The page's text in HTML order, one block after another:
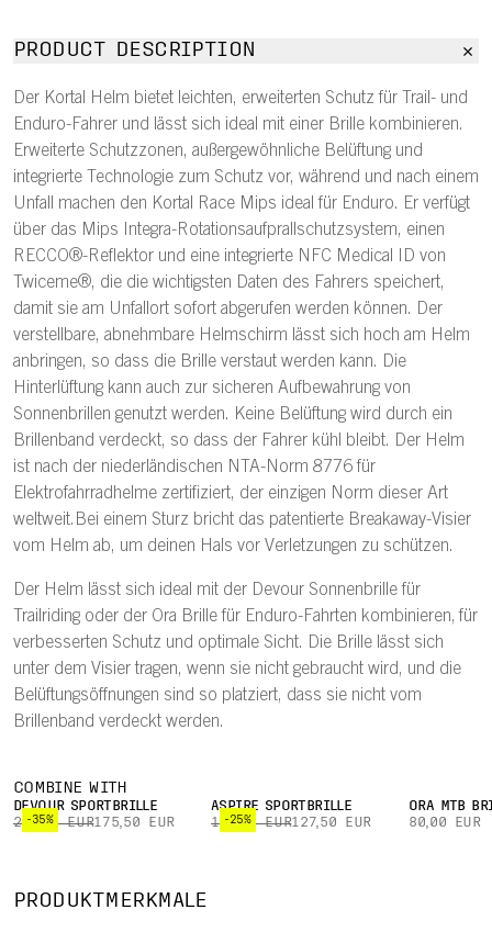
PRODUCT DESCRIPTION
Der Kortal Helm bietet leichten, erweiterten Schutz für Trail- und
Enduro-Fahrer und lässt sich ideal mit einer Brille kombinieren.
Erweiterte Schutzzonen, außergewöhnliche Belüftung und
integrierte Technologie zum Schutz vor, während und nach einem
Unfall machen den Kortal Race Mips ideal für Enduro. Er verfügt
über das Mips Integra-Rotationsaufprallschutzsystem, einen
RECCO®-Reflektor und eine integrierte NFC Medical ID von
Twiceme®, die die wichtigsten Daten des Fahrers speichert,
damit sie am Unfallort sofort abgerufen werden können. Der
verstellbare, abnehmbare Helmschirm lässt sich hoch am Helm
anbringen, so dass die Brille verstaut werden kann. Die
Hinterlüftung kann auch zur sicheren Aufbewahrung von
Sonnenbrillen genutzt werden. Keine Belüftung wird durch ein
Brillenband verdeckt, so dass der Fahrer kühl bleibt. Der Helm
ist nach der niederländischen NTA-Norm 8776 für
Elektrofahrradhelme zertifiziert, der einzigen Norm dieser Art
weltweit.Bei einem Sturz bricht das patentierte Breakaway-Visier
vom Helm ab, um deinen Hals vor Verletzungen zu schützen.
Der Helm lässt sich ideal mit der Devour Sonnenbrille für
Trailriding oder der Ora Brille für Enduro-Fahrten kombinieren‚ für
verbesserten Schutz und optimale Sicht. Die Brille lässt sich
unter dem Visier tragen, wenn sie nicht gebraucht wird, und die
Belüftungsöffnungen sind so platziert, dass sie nicht vom
Brillenband verdeckt werden.
COMBINE WITH
-35%
DEVOUR SPORTBRILLE
270,00 EUR175,50 EUR -25%
ASPIRE SPORTBRILLE
170,00 EUR127,50 EUR
ORA MTB
80,00 EUR
PRODUKTMERKMALE
UNUNTERBROCHENE
BELÜFTUNG
ARAMID-
BRÜCKEN